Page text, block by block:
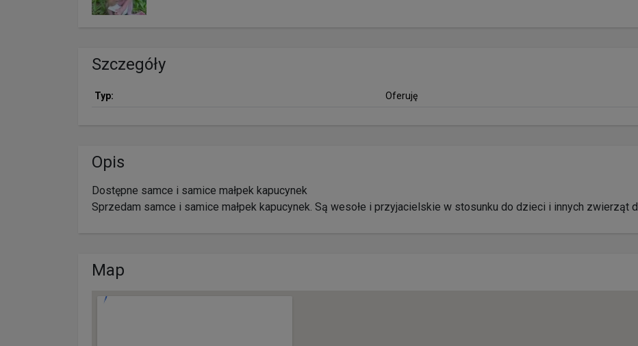
Szczegóły
Typ: Oferuję
Opis
Dostępne samce i samice małpek kapucynek
Sprzedam samce i samice małpek kapucynek. Są wesołe i przyjacielskie w stosunku do dzieci i innych zwierząt
Map